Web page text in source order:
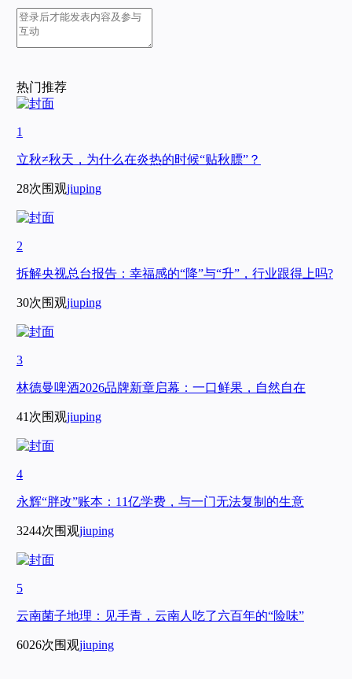
热门推荐
1
立秋≠秋天，为什么在炎热的时候“贴秋膘”？
28次围观jiuping
2
拆解央视总台报告：幸福感的“降”与“升”，行业跟得上吗?
30次围观jiuping
3
林德曼啤酒2026品牌新章启幕：一口鲜果，自然自在
41次围观jiuping
4
永辉“胖改”账本：11亿学费，与一门无法复制的生意
3244次围观jiuping
5
云南菌子地理：见手青，云南人吃了六百年的“险味”
6026次围观jiuping